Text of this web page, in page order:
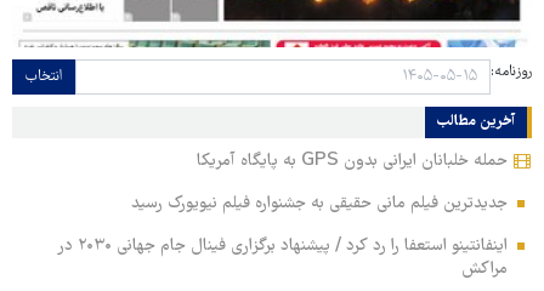
روزنامه: انتخاب
آخرین مطالب
حمله خلبانان ایرانی بدون GPS به پایگاه آمریکا
جدیدترین فیلم مانی حقیقی به جشنواره فیلم نیویورک رسید
اینفانتینو استعفا را رد کرد / پیشنهاد برگزاری فینال جام جهانی ۲۰۳۰ در
مراکش